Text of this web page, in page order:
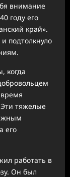
внимание
году его
край».
подтолкнуло
когда
тяжелые
его
работать в
Он был